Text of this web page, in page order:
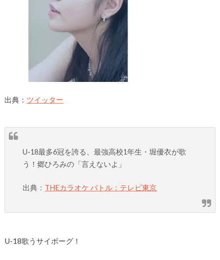
出典： ツイッター
U-18最多6冠を誇る、最強高校1年生・堀優衣が歌
う！郷ひろみの「言えないよ」
出典： THEカラオケ バトル：テレビ東京
U-18歌うサイボーグ！